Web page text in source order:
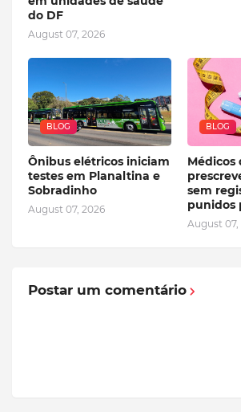
do DF
August 07, 2026
BLOG
Ônibus elétricos iniciam
testes em Planaltina e
Sobradinho
August 07, 2026
BLOG
Médicos
sem
punidos
August 07,
Postar um comentário